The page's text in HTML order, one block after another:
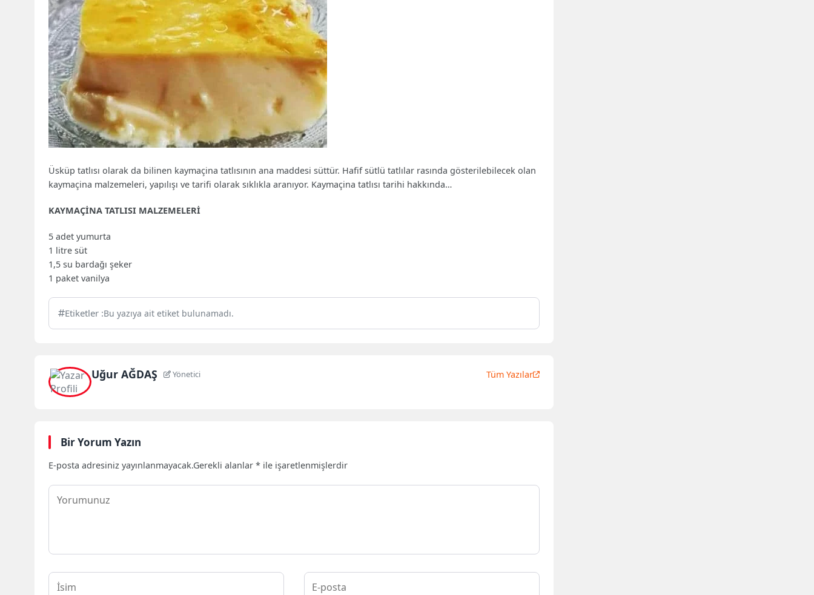
Üsküp tatlısı olarak da bilinen kaymaçina tatlısının ana maddesi süttür. Hafif sütlü tatlılar rasında gösterilebilecek olan
kaymaçina malzemeleri, yapılışı ve tarifi olarak sıklıkla aranıyor. Kaymaçina tatlısı tarihi hakkında…
KAYMAÇİNA TATLISI MALZEMELERİ
5 adet yumurta
1 litre süt
1,5 su bardağı şeker
1 paket vanilya
Etiketler :Bu yazıya ait etiket bulunamadı.
Uğur AĞDAŞ Yönetici Tüm Yazılar
Bir Yorum Yazın
E-posta adresiniz yayınlanmayacak.Gerekli alanlar* ile işaretlenmişlerdir